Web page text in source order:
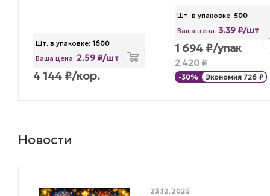
Шт. в упаковке: 1600
Ваша цена: 2.59 ₽/шт
4 144₽/кор.
Шт. в упаковке: 500
Ваша цена: 3.39 ₽/шт
1 694₽/упак
2 420₽
-30% Экономия 726₽
Новости
23.12.2025